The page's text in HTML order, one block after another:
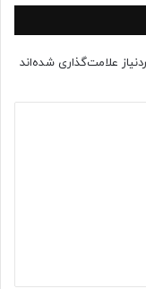
علامت‌گذاری شده‌اند